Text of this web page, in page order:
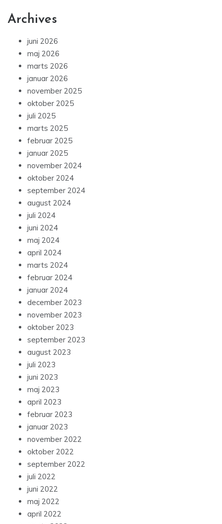
Archives
juni 2026
maj 2026
marts 2026
januar 2026
november 2025
oktober 2025
juli 2025
marts 2025
februar 2025
januar 2025
november 2024
oktober 2024
september 2024
august 2024
juli 2024
juni 2024
maj 2024
april 2024
marts 2024
februar 2024
januar 2024
december 2023
november 2023
oktober 2023
september 2023
august 2023
juli 2023
juni 2023
maj 2023
april 2023
februar 2023
januar 2023
november 2022
oktober 2022
september 2022
juli 2022
juni 2022
maj 2022
april 2022